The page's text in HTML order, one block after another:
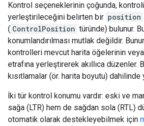
Kontrol seçeneklerinin çoğunda,
yerleştirileceğini belirten bir position
( ControlPosition türünde) bulunur.
konumlandırılması mutlak değildir.
kontrolleri mevcut harita öğelerinin
etrafına yerleştirerek akıllıca düzenler.
kısıtlamalar (ör. harita boyutu) dahilinde
İki tür kontrol konumu vardır: eski ve
sağa (LTR) hem de sağdan sola (RTL)
otomatik olarak destekleyebilmek için